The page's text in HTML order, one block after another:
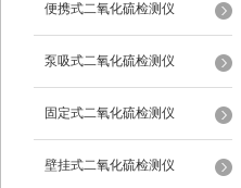
便携式二氧化硫检测仪
泵吸式二氧化硫检测仪
固定式二氧化硫检测仪
壁挂式二氧化硫检测仪